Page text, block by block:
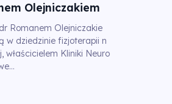
Olejniczakiem
Romanem Olejniczakie
w dziedzinie fizjoterapii n
właścicielem Kliniki Neuro